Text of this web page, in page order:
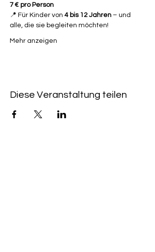
7 € pro Person
📍 Für Kinder von 4 bis 12 Jahren – und
alle, die sie begleiten möchten!
Mehr anzeigen
Diese Veranstaltung teilen